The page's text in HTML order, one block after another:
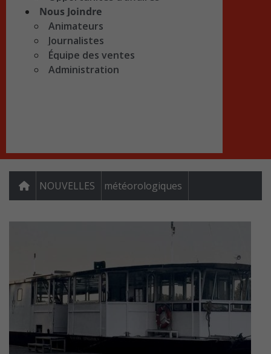
Nous Joindre
Animateurs
Journalistes
Équipe des ventes
Administration
NOUVELLES météorologiques